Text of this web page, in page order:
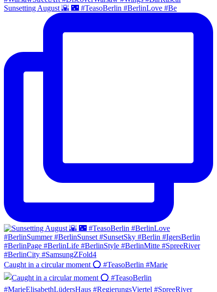
Sunsetting August 🌇 🌃 #TeasoBerlin #BerlinLove #Be
Caught in a circular moment ⭕️ #TeasoBerlin #Marie